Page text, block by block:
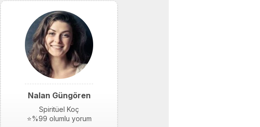
Nalan Güngören
Spiritüel Koç
⭐%99 olumlu yorum